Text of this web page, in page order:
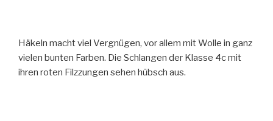
Häkeln macht viel Vergnügen, vor allem mit Wolle in ganz
vielen bunten Farben. Die Schlangen der Klasse 4c mit
ihren roten Filzzungen sehen hübsch aus.